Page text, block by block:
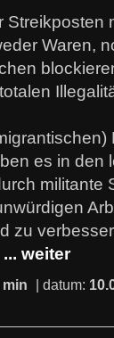
Streikposten
Waren,
es in den
militante
zu
... weiter
min | datum: